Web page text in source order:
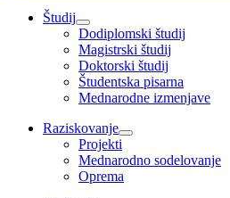
Študij
Dodiplomski študij
Magistrski študij
Doktorski študij
Študentska pisarna
Mednarodne izmenjave
Raziskovanje
Projekti
Mednarodno sodelovanje
Oprema